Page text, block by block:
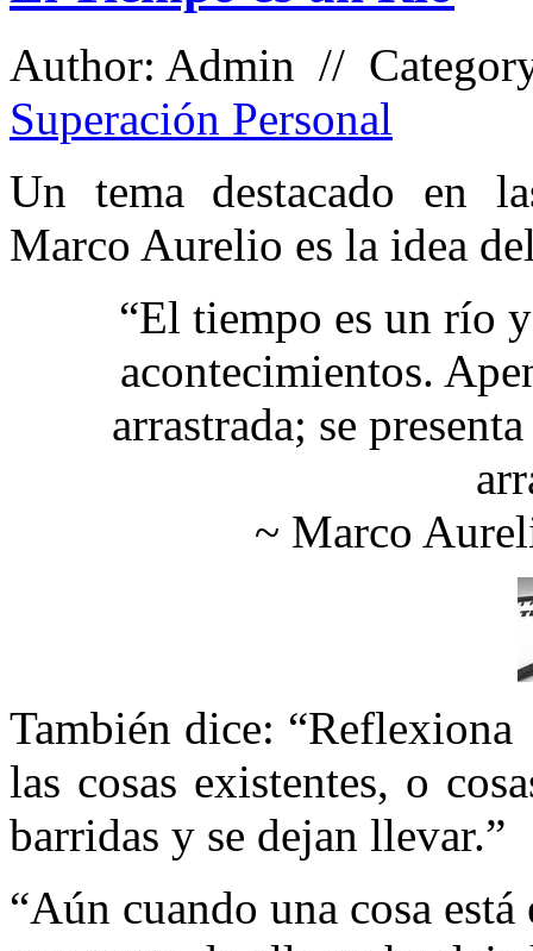
Author: Admin //
Superación Personal
Un tema destacado en
Marco Aurelio es la idea
“El tiempo es un río
acontecimientos.
arrastrada; se
~ Marco
También dice:
las cosas existentes, o
barridas y se dejan llevar.”
“Aún cuando una cosa